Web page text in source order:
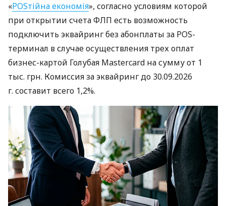
«POSтійна економія», согласно условиям которой
при открытии счета ФЛП есть возможность
подключить эквайринг без абонплаты за POS-
терминал в случае осуществления трех оплат
бизнес-картой Голубая Mastercard на сумму от 1
тыс. грн. Комиссия за эквайринг до 30.09.2026
г. составит всего 1,2%.